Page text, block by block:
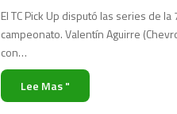
El TC Pick Up disputó las series de la
campeonato. Valentín Aguirre
con…
Lee Mas "